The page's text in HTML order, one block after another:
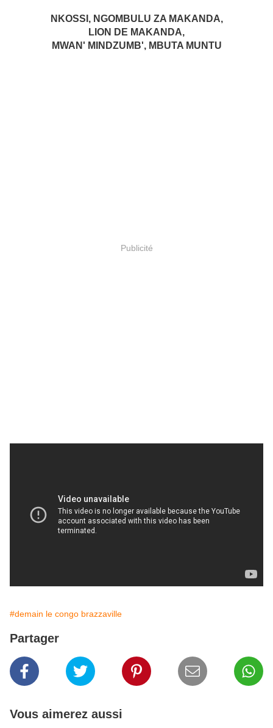
NKOSSI, NGOMBULU ZA MAKANDA,
LION DE MAKANDA,
MWAN' MINDZUMB', MBUTA MUNTU
Publicité
#demain le congo brazzaville
Partager
Vous aimerez aussi